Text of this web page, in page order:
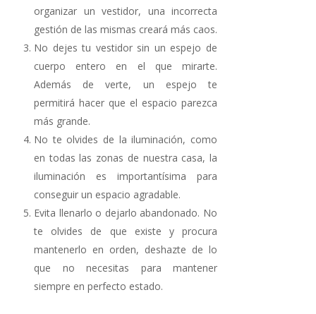
organizar un vestidor, una incorrecta
gestión de las mismas creará más caos.
No dejes tu vestidor sin un espejo de
cuerpo entero en el que mirarte.
Además de verte, un espejo te
permitirá hacer que el espacio parezca
más grande.
No te olvides de la iluminación, como
en todas las zonas de nuestra casa, la
iluminación es importantísima para
conseguir un espacio agradable.
Evita llenarlo o dejarlo abandonado. No
te olvides de que existe y procura
mantenerlo en orden, deshazte de lo
que no necesitas para mantener
siempre en perfecto estado.